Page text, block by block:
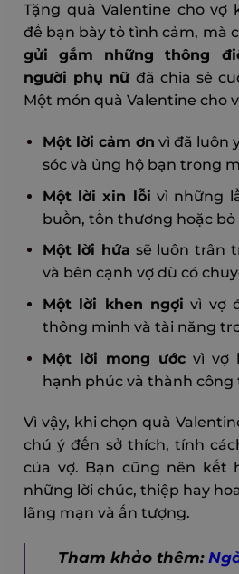
Tặng quà Valentine cho vợ
để bạn bày tỏ tình cảm, mà
gửi gắm những thông
người phụ nữđã chia sẻ
Một món quà Valentine cho
Một lời cảm ơn vì đã luôn
sóc và ủng hộ bạn trong
Một lời xin lỗi vì những
buồn, tổn thương hoặc bỏ
Một lời hứa sẽ luôn trân
và bên cạnh vợ dù có
Một lời khen ngợi vì vợ
thông minh và tài năng
Một lời mong ướcvì vợ
hạnh phúc và thành công
Vì vậy, khi chọn quà
chú ý đến sở thích, tính
của vợ. Bạn cũng nên kết
những lời chúc, thiệp hay
lãng mạn và ấn tượng.
Tham khảo thêm: